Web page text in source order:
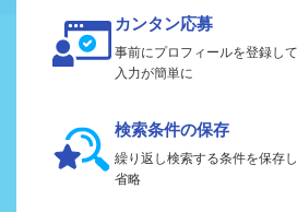
カンタン応募
事前にプロフィールを登録し
入力が簡単に
検索条件の保存
繰り返し検索する条件を保存
省略